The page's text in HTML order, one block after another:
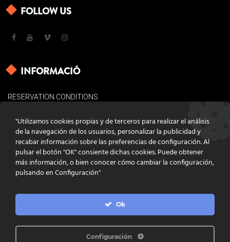
FOLLOW US
INFORMACIÓ
RESERVATION CONDITIONS
COOKIES POLICY
CONTACT
PROGRAMACIÓ INFOACTIVA'T
"Utilizamos cookies propias y de terceros para realizar el análisis
de la navegación de los usuarios, personalizar la publicidad y
recabar información sobre las preferencias de configuración. Al
pulsar el botón "OK" consiente dichas cookies. Puede obtener
más información, o bien conocer cómo cambiar la configuración,
pulsando en Configuración"
Ok
Configuración